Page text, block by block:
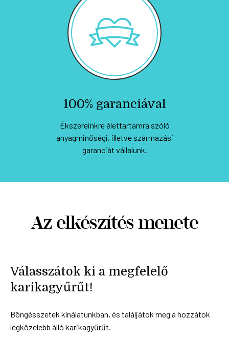
100% garanciával
Ékszereinkre élettartamra szóló
anyagminőségi, illetve származási
garanciát vállalunk.
Az elkészítés menete
Válasszátok ki a megfelelő
karikagyűrűt!
Böngésszetek kínálatunkban, és találjátok meg a hozzátok
legközelebb álló karikagyűrűt.